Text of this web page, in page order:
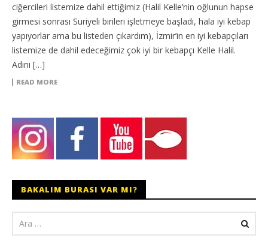
ciğercileri listemize dahil ettiğimiz (Halil Kelle’nin oğlunun hapse
girmesi sonrası Suriyeli birileri işletmeye başladı, hala iyi kebap
yapıyorlar ama bu listeden çıkardım), İzmir’in en iyi kebapçıları
listemize de dahil edeceğimiz çok iyi bir kebapçı Kelle Halil.
Adını […]
READ MORE
BAKALIM BURASI VAR MI?